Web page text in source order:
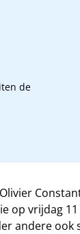
de
op vrijdag
ook